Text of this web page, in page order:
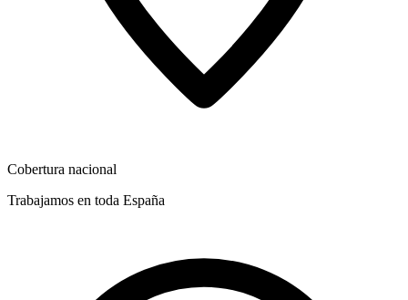
Cobertura nacional
Trabajamos en toda España